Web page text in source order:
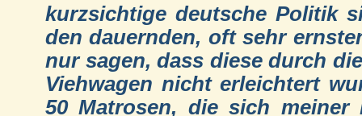
kurzsichtige deutsche Politik
den dauernden, oft sehr
nur sagen, dass diese durch
Viehwagen nicht erleichtert
50 Matrosen, die sich meiner